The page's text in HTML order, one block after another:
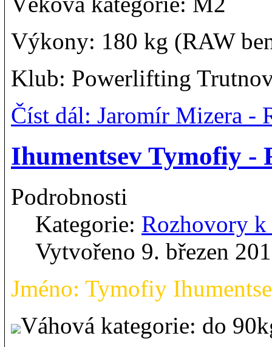
Výkony: 180 kg (RAW
Klub: Powerlifting
Číst dál: Jaromír Mizera -
Ihumentsev Tymofiy -
Podrobnosti
Kategorie: Rozhovory
Vytvořeno 9. březen
Jméno: Tymofiy
Váhová kategorie: do